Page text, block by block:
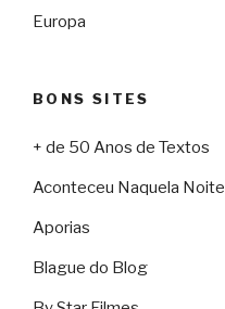
Europa
BONS SITES
+ de 50 Anos de Textos
Aconteceu Naquela Noite
Aporias
Blague do Blog